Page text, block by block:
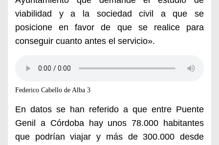
viabilidad y a la sociedad civil a que se
posicione en favor de que se realice para
conseguir cuanto antes el servicio».
Federico Cabello de Alba 3
En datos se han referido a que entre Puente
Genil a Córdoba hay unos 78.000 habitantes
que podrían viajar y más de 300.000 desde